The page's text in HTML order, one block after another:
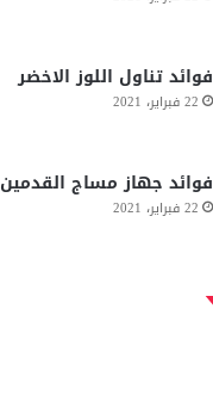
فوائد تناول اللوز الاخضر
22 فبراير، 2021
فوائد جهاز مساج القدمين
22 فبراير، 2021